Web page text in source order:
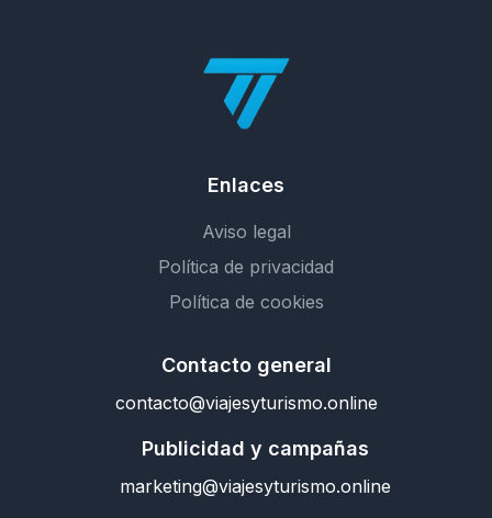
Enlaces
Aviso legal
Política de privacidad
Política de cookies
Contacto general
contacto@viajesyturismo.online
Publicidad y campañas
marketing@viajesyturismo.online